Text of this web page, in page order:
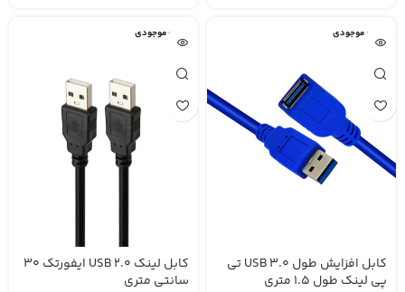
اتمام موجودی
کابل افزایش طول USB 3.0 تی
پی لینک طول 1.5 متری
اتمام موجودی
کابل لینک USB 2.0 ایفورتک 30
سانتی متری